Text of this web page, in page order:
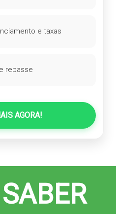
e taxas
repasse
AGORA!